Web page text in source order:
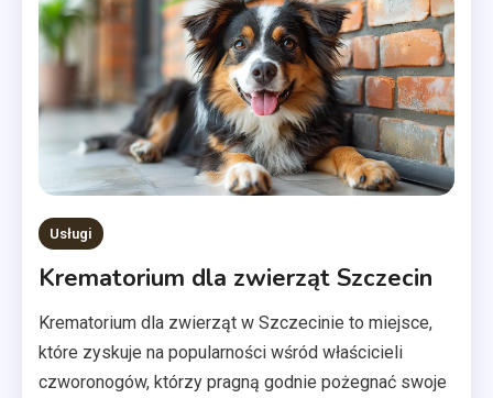
Usługi
Krematorium dla zwierząt Szczecin
Krematorium dla zwierząt w Szczecinie to miejsce,
które zyskuje na popularności wśród właścicieli
czworonogów, którzy pragną godnie pożegnać swoje